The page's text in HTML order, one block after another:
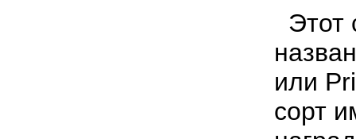
Этот
или
сорт